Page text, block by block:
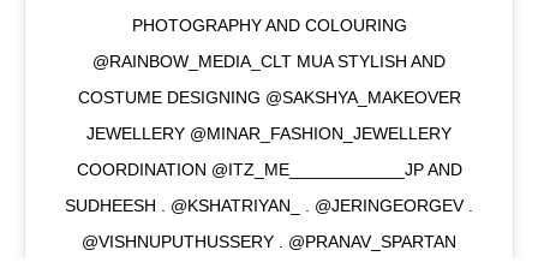
PHOTOGRAPHY AND COLOURING
@RAINBOW_MEDIA_CLT MUA STYLISH AND
COSTUME DESIGNING @SAKSHYA_MAKEOVER
JEWELLERY @MINAR_FASHION_JEWELLERY
COORDINATION @ITZ_ME____________JP AND
SUDHEESH . @KSHATRIYAN_ . @JERINGEORGEV .
@VISHNUPUTHUSSERY . @PRANAV_SPARTAN